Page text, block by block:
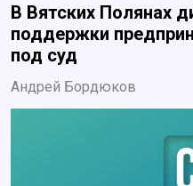
В Вятских Полянах
поддержки
под суд
Андрей Бордюков